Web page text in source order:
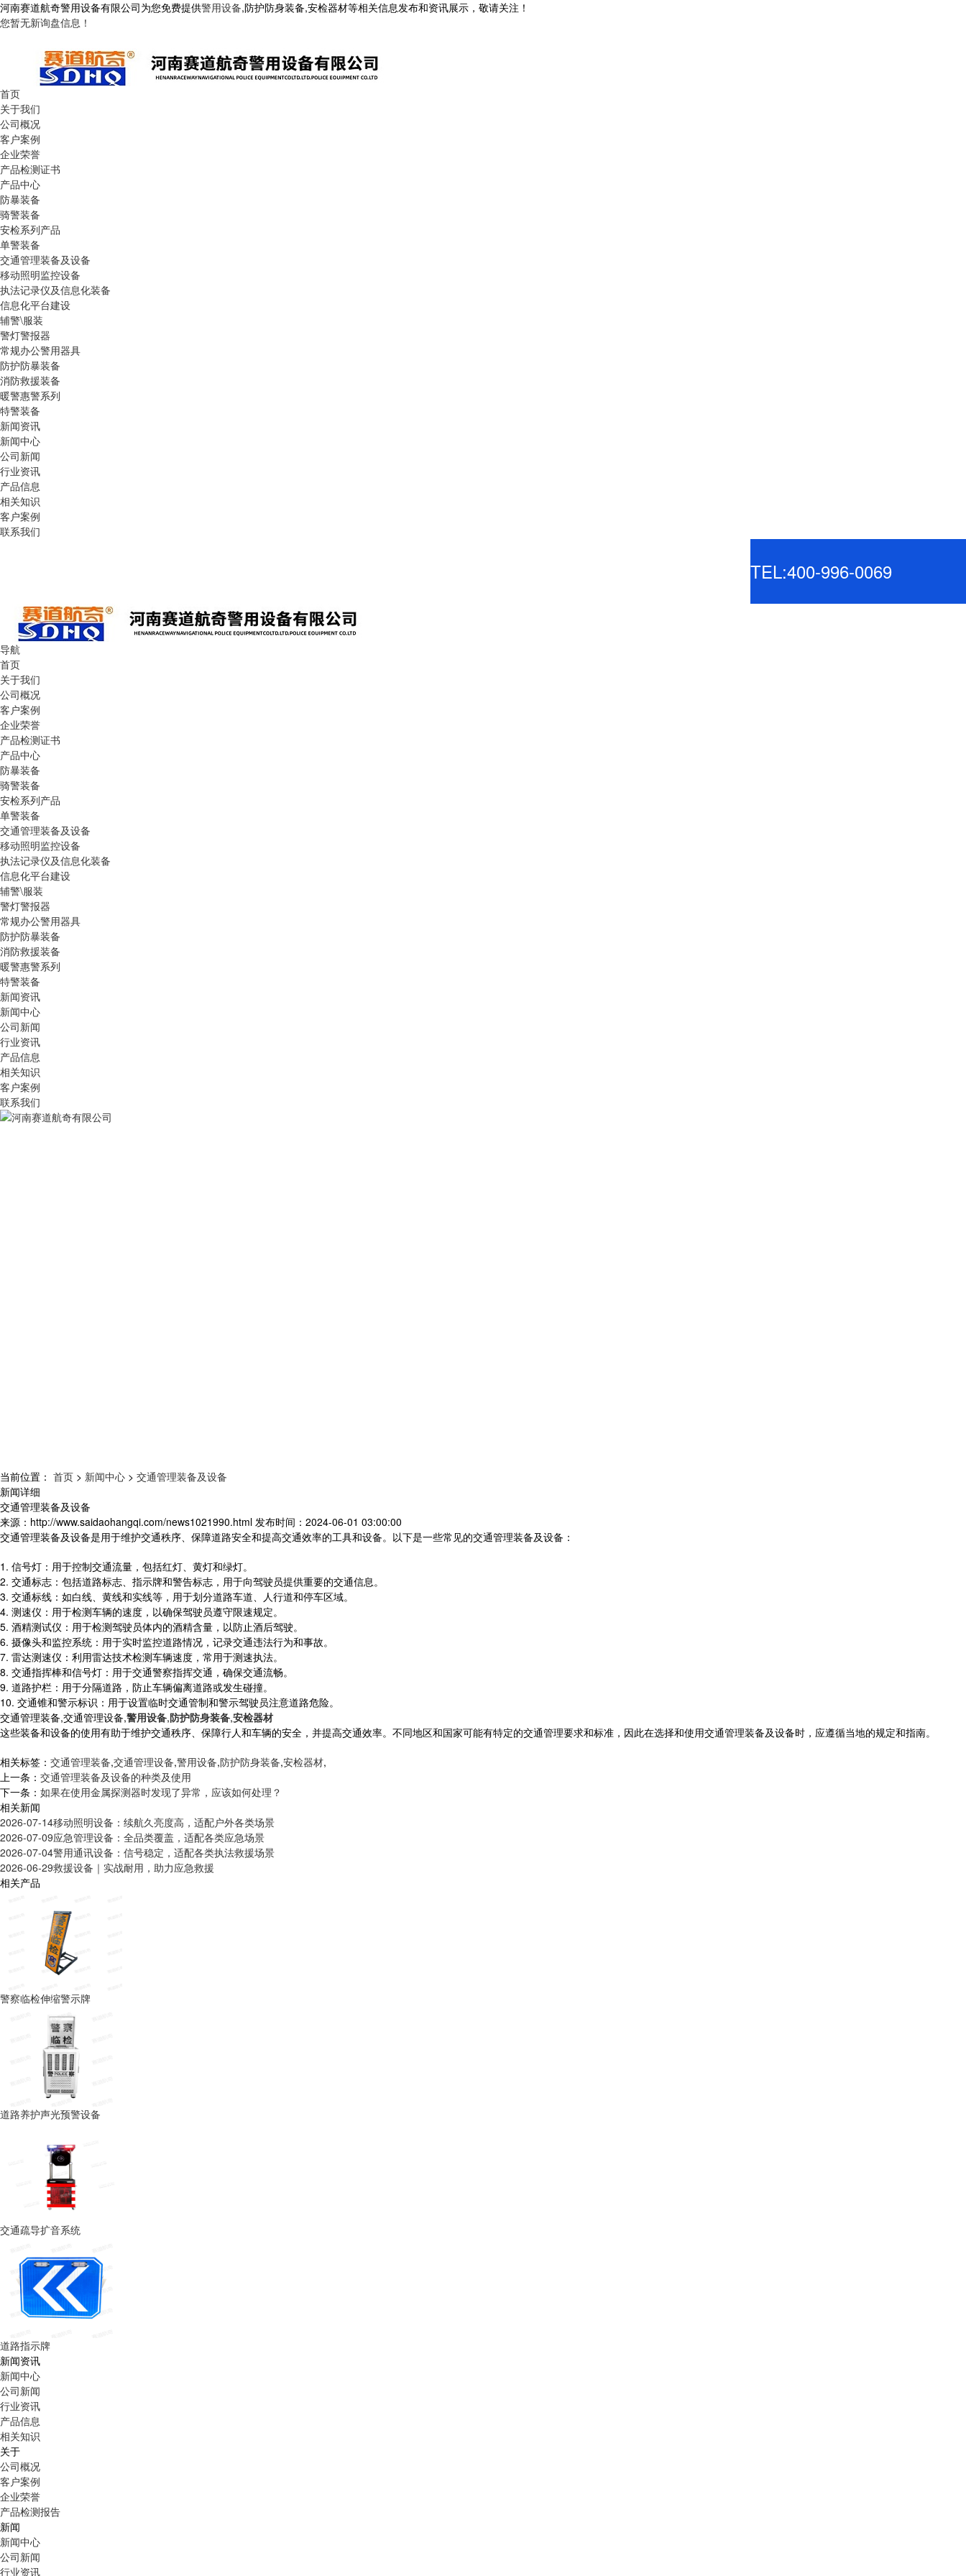
河南赛道航奇警用设备有限公司为您免费提供警用设备,防护防身装备,安检器材等相关信息发布和资讯展示，敬请关注！
您暂无新询盘信息！
首页
关于我们
公司概况
客户案例
企业荣誉
产品检测证书
产品中心
防暴装备
骑警装备
安检系列产品
单警装备
交通管理装备及设备
移动照明监控设备
执法记录仪及信息化装备
信息化平台建设
辅警\服装
警灯警报器
常规办公警用器具
防护防暴装备
消防救援装备
暖警惠警系列
特警装备
新闻资讯
新闻中心
公司新闻
行业资讯
产品信息
相关知识
客户案例
联系我们
TEL:400-996-0069
导航
首页
关于我们
公司概况
客户案例
企业荣誉
产品检测证书
产品中心
防暴装备
骑警装备
安检系列产品
单警装备
交通管理装备及设备
移动照明监控设备
执法记录仪及信息化装备
信息化平台建设
辅警\服装
警灯警报器
常规办公警用器具
防护防暴装备
消防救援装备
暖警惠警系列
特警装备
新闻资讯
新闻中心
公司新闻
行业资讯
产品信息
相关知识
客户案例
联系我们
当前位置： 首页 > 新闻中心 > 交通管理装备及设备
新闻详细
交通管理装备及设备
来源： http://www.saidaohangqi.com/news1021990.html 发布时间： 2024-06-01 03:00:00
交通管理装备及设备是用于维护交通秩序、保障道路安全和提高交通效率的工具和设备。以下是一些常见的交通管理装备及设备：
1. 信号灯：用于控制交通流量，包括红灯、黄灯和绿灯。
2. 交通标志：包括道路标志、指示牌和警告标志，用于向驾驶员提供重要的交通信息。
3. 交通标线：如白线、黄线和实线等，用于划分道路车道、人行道和停车区域。
4. 测速仪：用于检测车辆的速度，以确保驾驶员遵守限速规定。
5. 酒精测试仪：用于检测驾驶员体内的酒精含量，以防止酒后驾驶。
6. 摄像头和监控系统：用于实时监控道路情况，记录交通违法行为和事故。
7. 雷达测速仪：利用雷达技术检测车辆速度，常用于测速执法。
8. 交通指挥棒和信号灯：用于交通警察指挥交通，确保交通流畅。
9. 道路护栏：用于分隔道路，防止车辆偏离道路或发生碰撞。
10. 交通锥和警示标识：用于设置临时交通管制和警示驾驶员注意道路危险。
交通管理装备,交通管理设备,警用设备,防护防身装备,安检器材
这些装备和设备的使用有助于维护交通秩序、保障行人和车辆的安全，并提高交通效率。不同地区和国家可能有特定的交通管理要求和标准，因此在选择和使用交通管理装备及设备时，应遵循当地的规定和指南。
相关标签： 交通管理装备,交通管理设备,警用设备,防护防身装备,安检器材,
上一条： 交通管理装备及设备的种类及使用
下一条： 如果在使用金属探测器时发现了异常，应该如何处理？
相关新闻
2026-07-14移动照明设备：续航久亮度高，适配户外各类场景
2026-07-09应急管理设备：全品类覆盖，适配各类应急场景
2026-07-04警用通讯设备：信号稳定，适配各类执法救援场景
2026-06-29救援设备｜实战耐用，助力应急救援
相关产品
警察临检伸缩警示牌
道路养护声光预警设备
交通疏导扩音系统
道路指示牌
新闻资讯
新闻中心
公司新闻
行业资讯
产品信息
相关知识
关于
公司概况
客户案例
企业荣誉
产品检测报告
新闻
新闻中心
公司新闻
行业资讯